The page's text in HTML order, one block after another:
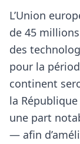
L’Union
de 45
des
pour la
continent
la
une part
— afin